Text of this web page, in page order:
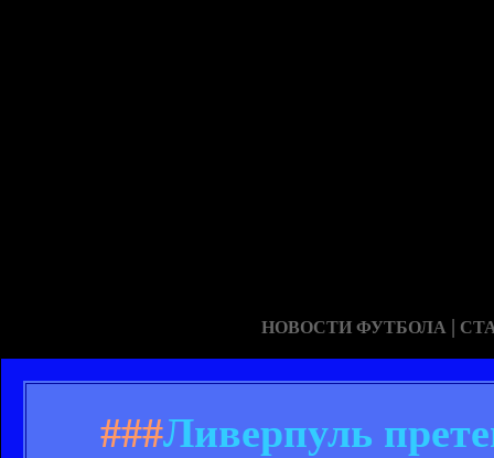
НОВОСТИ ФУТБОЛА |
###Ливерпуль